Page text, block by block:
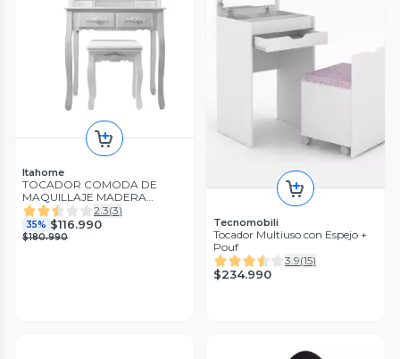
Itahome
TOCADOR COMODA DE
MAQUILLAJE MADERA
BANCA + ESPEJO LORENZA
2.3(3)
35% $116.990
$180.990
Tecnomobili
Tocador Multiuso con Espejo +
Pouf
3.9(15)
$234.990